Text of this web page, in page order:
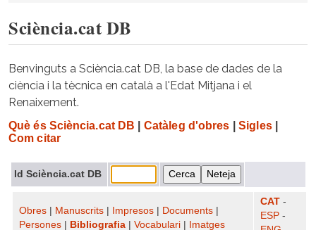
Sciència.cat DB
Benvinguts a Sciència.cat DB, la base de dades de la
ciència i la tècnica en català a l'Edat Mitjana i el
Renaixement.
Què és Sciència.cat DB Catàleg d'obres Sigles|
Com citar
Id Sciència.cat DB
Obres Manuscrits Impresos Documents
Persones
Bibliografia Vocabulari Imatges
CAT -
ESP -